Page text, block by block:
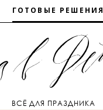
ГОТОВЫЕ РЕШЕНИЯ
ВСЁ ДЛЯ ПРАЗДНИКА